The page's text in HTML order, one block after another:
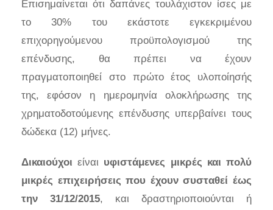
Επισημαίνεται ότι δαπάνες τουλάχιστον ίσες με
το 30% του εκάστοτε εγκεκριμένου
επιχορηγούμενου προϋπολογισμού της
επένδυσης, θα πρέπει να έχουν
πραγματοποιηθεί στο πρώτο έτος υλοποίησής
της, εφόσον η ημερομηνία ολοκλήρωσης της
χρηματοδοτούμενης επένδυσης υπερβαίνει τους
δώδεκα (12) μήνες.
Δικαιούχοι είναι υφιστάμενες μικρές και πολύ
μικρές επιχειρήσεις που έχουν συσταθεί έως
την 31/12/2015, και δραστηριοποιούνται ή